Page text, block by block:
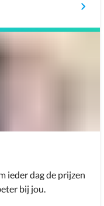
ieder dag de prijzen
bij jou.